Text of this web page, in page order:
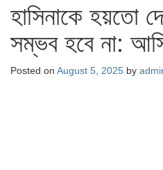
হাসিনাকে হয়তো
সম্ভব হবে না:
Posted on August 5, 2025 by